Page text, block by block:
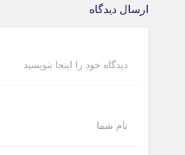
ارسال دیدگاه
دیدگاه خود را اینجا بنویسید
نام شما